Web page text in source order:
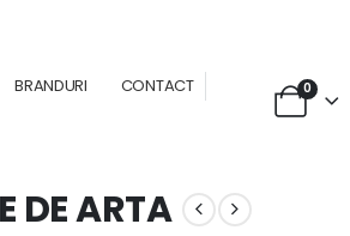
BRANDURI CONTACT 0
DE ARTA